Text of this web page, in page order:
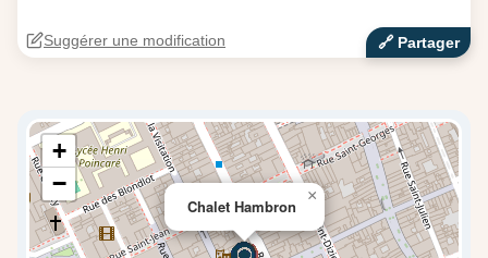
🔗‍️ Partager
Suggérer une modification
Chalet Hambron
×
+
−